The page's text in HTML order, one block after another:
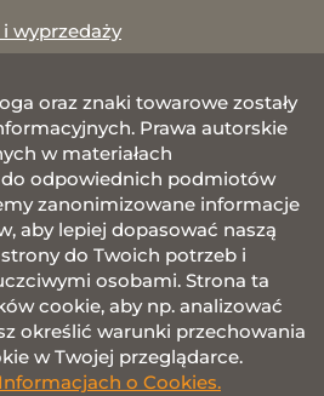
wyprzedaży
oraz znaki towarowe zostały
Prawa autorskie
w materiałach
odpowiednich podmiotów
zanonimizowane informacje
aby lepiej dopasować naszą
do Twoich potrzeb i
osobami. Strona ta
cookie, aby np. analizować
określić warunki przechowania
w Twojej przeglądarce.
Informacjach o Cookies.